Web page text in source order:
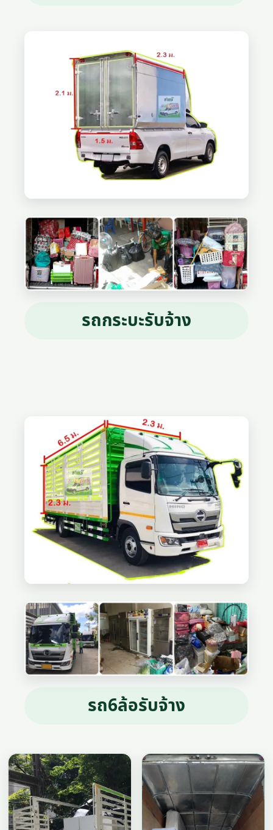
รถกระบะรับจ้าง
รถ6ล้อรับจ้าง